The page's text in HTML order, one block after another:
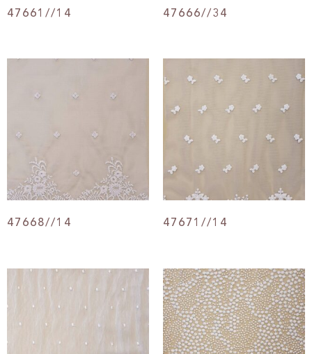
47661//14 47666//34
47668//14 47671//14